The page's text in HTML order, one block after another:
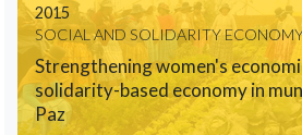
2015
SOCIAL AND SOLIDARITY
Strengthening women's
solidarity-based economy in
Paz